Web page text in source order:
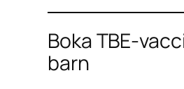
Boka TBE-
barn